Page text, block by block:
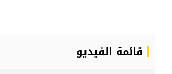
قائمة الفيديو